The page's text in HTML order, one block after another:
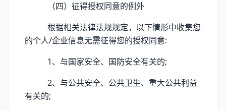
（四）征得授权同意的例外
根据相关法律法规规定，以下情形中收集您
的个人/企业信息无需征得您的授权同意:
1、与国家安全、国防安全有关的;
2、与公共安全、公共卫生、重大公共利益
有关的;